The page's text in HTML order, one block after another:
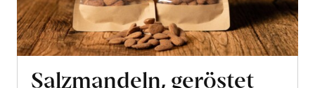
Salzmandeln, geröstet